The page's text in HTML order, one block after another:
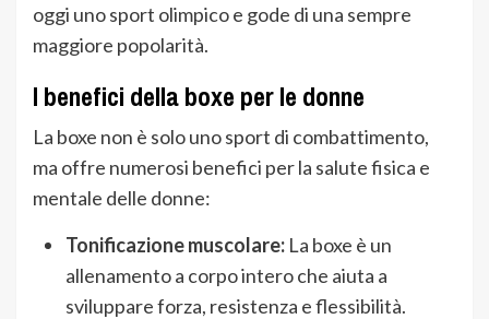
oggi uno sport olimpico e gode di una sempre
maggiore popolarità.
I benefici della boxe per le donne
La boxe non è solo uno sport di combattimento,
ma offre numerosi benefici per la salute fisica e
mentale delle donne:
Tonificazione muscolare: La boxe è un
allenamento a corpo intero che aiuta a
sviluppare forza, resistenza e flessibilità.